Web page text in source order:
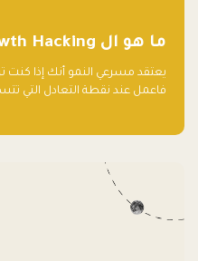
ما هو ال Growth Hacking
يعتقد مسرعي النمو أنك إذا
فاعمل عند نقطة التعادل التي